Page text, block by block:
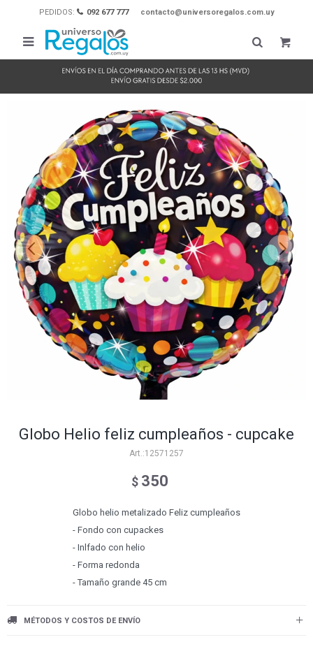
PEDIDOS: 092 677 777 contacto@universoregalos.com.uy

Globo Helio feliz cumpleaños - cupcake
12571257
$ 350
Globo helio metalizado Feliz cumpleaños
- Fondo con cupackes
- Inlfado con helio
- Forma redonda
- Tamaño grande 45 cm
MÉTODOS Y COSTOS DE ENVÍO